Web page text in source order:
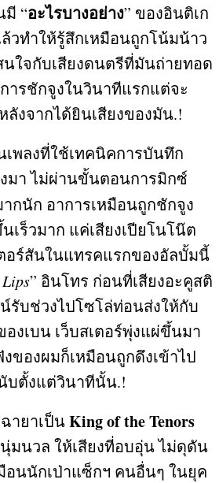
มี “อะไรบางอย่าง” ของอินติเก
วทำให้รู้สึกเหมือนถูกโน้มน้าว
ใจกับเสียงดนตรีที่มันถ่ายทอด
ารชักจูงในวินาทีแรกแต่จะ
งจากได้ยินเสียงของมัน.!
เพลงที่ใช้เทคนิคการบันทึก
มา ไม่ผ่านขั้นตอนการมิกซ์
ากนัก อาการเหมือนถูกชักจูง
เร็วมาก แค่เสียงเปียโนโน๊ต
อร์สันในแทรคแรกของอัลบั้มนี้
Lips” อินโทร ก่อนที่เสียงอะคูสติ
รับช่วงไปโซโล่ท่อนส่งให้กับ
องเบน เว็บสเตอร์พุ่งแผ่ขึ้นมา
ของผมก็เหมือนถูกดึงเข้าไป
บตั้งแต่วินาทีนั้น.!
ายาเป็นKing of the Tenors
มนวล ให้เสียงที่อบอุ่น ไม่ดุดัน
อนนักเป่าแซ็กฯ คนอื่นๆ ในยุค